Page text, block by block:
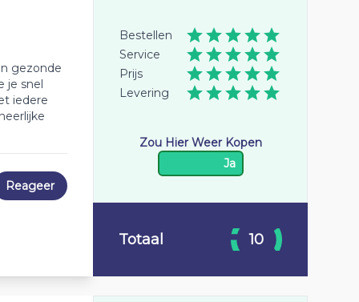
gezonde
je snel
iedere
Reageer
Bestellen
Service
Prijs
Levering
Zou Hier Weer Kopen
Ja
Totaal 10